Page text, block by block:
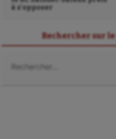
à s’opposer
Rechercher sur